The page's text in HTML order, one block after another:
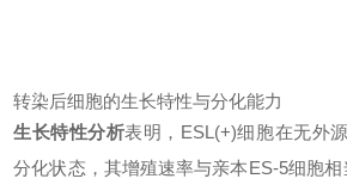
转染后细胞的生长特性与分化能力
生长特性分析表明，ESL(+)细胞在无外
分化状态，其增殖速率与亲本ES-5细胞